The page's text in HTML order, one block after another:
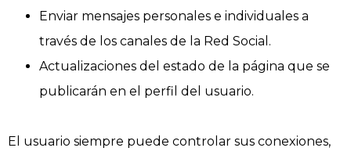
Enviar mensajes personales e individuales a
través de los canales de la Red Social.
Actualizaciones del estado de la página que se
publicarán en el perfil del usuario.
El usuario siempre puede controlar sus conexiones,